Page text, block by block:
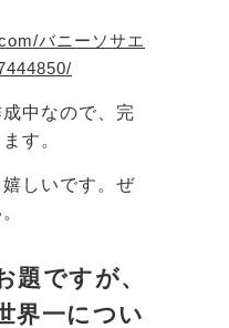
バニーソサエ
中なので、完
す。
しいです。ぜ
題ですが、
界一につい